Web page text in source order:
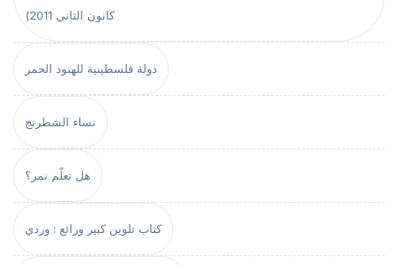
كانون الثاني 2011)
دولة فلسطينية للهنود الحمر
نساء الشطرنج
هل تعلّم نمر؟
كتاب تلوين كبير ورائع : وردي